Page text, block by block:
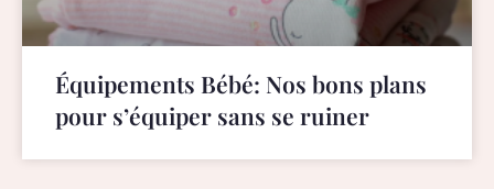
Équipements Bébé: Nos bons plans
pour s’équiper sans se ruiner